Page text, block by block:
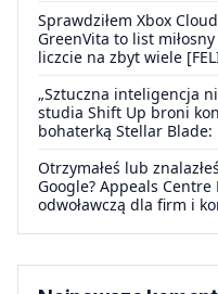
Sprawdziłem Xbox
GreenVita to list
liczcie na zbyt wiele
„Sztuczna inteligencja
studia Shift Up broni
bohaterką Stellar Blade:
Otrzymałeś lub
Google? Appeals Centre
odwoławczą dla firm i